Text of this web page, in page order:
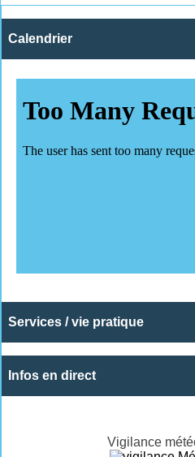
Calendrier
Services / vie pratique
Infos en direct
Vigilance